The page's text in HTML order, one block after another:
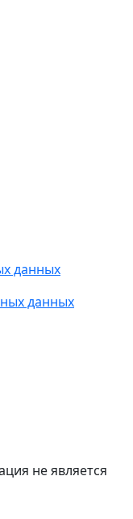
данных
данных
не является